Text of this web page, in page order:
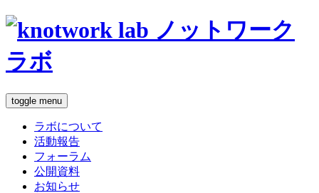
toggle menu
ラボについて
活動報告
フォーラム
公開資料
お知らせ